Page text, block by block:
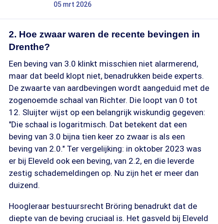
05 mrt 2026
2. Hoe zwaar waren de recente bevingen in
Drenthe?
Een beving van 3.0 klinkt misschien niet alarmerend,
maar dat beeld klopt niet, benadrukken beide experts.
De zwaarte van aardbevingen wordt aangeduid met de
zogenoemde schaal van Richter. Die loopt van 0 tot
12. Sluijter wijst op een belangrijk wiskundig gegeven:
"Die schaal is logaritmisch. Dat betekent dat een
beving van 3.0 bijna tien keer zo zwaar is als een
beving van 2.0." Ter vergelijking: in oktober 2023 was
er bij Eleveld ook een beving, van 2.2, en die leverde
zestig schademeldingen op. Nu zijn het er meer dan
duizend.
Hoogleraar bestuursrecht Bröring benadrukt dat de
diepte van de beving cruciaal is. Het gasveld bij Eleveld